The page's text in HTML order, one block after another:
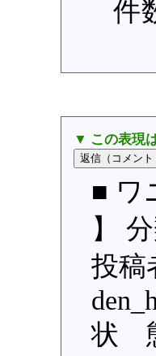
件
▼ この表現
■ ワ
】
投稿
状